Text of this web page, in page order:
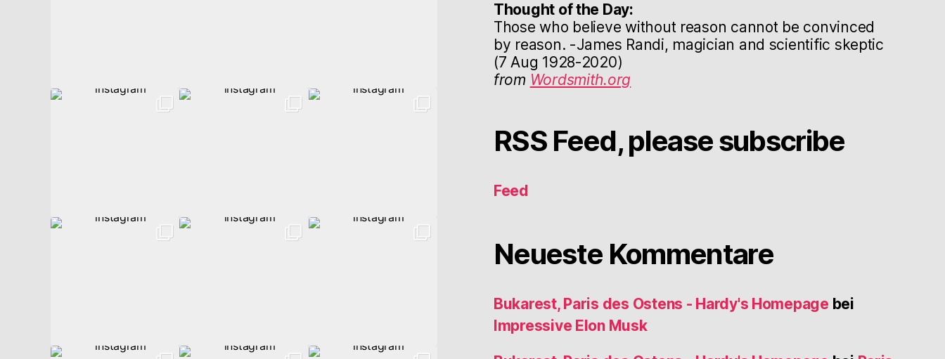
Thought of the Day:
Those who believe without reason cannot be convinced
by reason. -James Randi, magician and scientific skeptic
(7 Aug 1928-2020)
from Wordsmith.org
RSS Feed, please subscribe
Feed
Neueste Kommentare
Bukarest, Paris des Ostens - Hardy's Homepage bei
Impressive Elon Musk